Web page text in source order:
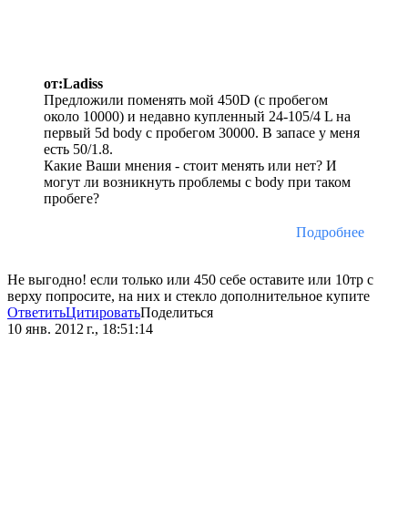
от:Ladiss
Предложили поменять мой 450D (с пробегом
около 10000) и недавно купленный 24-105/4 L на
первый 5d body с пробегом 30000. В запасе у меня
есть 50/1.8.
Какие Ваши мнения - стоит менять или нет? И
могут ли возникнуть проблемы с body при таком
пробеге?
Подробнее
Не выгодно! если только или 450 себе оставите или 10тр с
верху попросите, на них и стекло дополнительное купите
ОтветитьЦитироватьПоделиться
10 янв. 2012 г., 18:51:14